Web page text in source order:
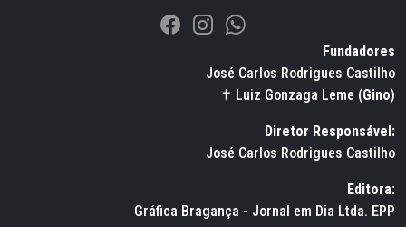
Fundadores
José Carlos Rodrigues Castilho
✝ Luiz Gonzaga Leme (Gino)
Diretor Responsável:
José Carlos Rodrigues Castilho
Editora:
Gráfica Bragança - Jornal em Dia Ltda. EPP